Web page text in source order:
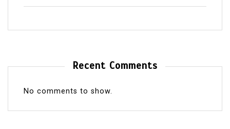
Recent Comments
No comments to show.